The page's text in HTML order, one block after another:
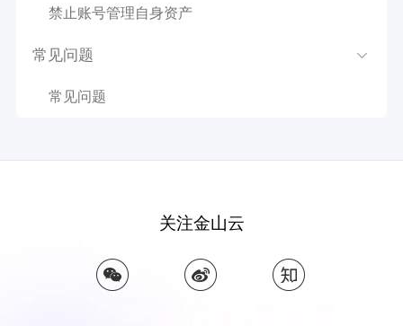
禁止账号管理自身资产
常见问题
常见问题
关注金山云